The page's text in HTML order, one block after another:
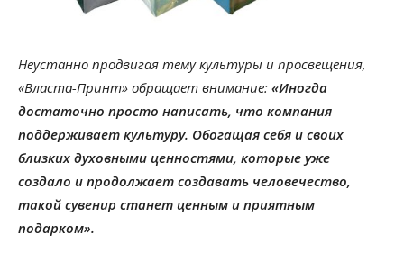
Неустанно продвигая тему культуры и просвещения,
«Власта-Принт» обращает внимание: «Иногда
достаточно просто написать, что компания
поддерживает культуру. Обогащая себя и своих
близких духовными ценностями, которые уже
создало и продолжает создавать человечество,
такой сувенир станет ценным и приятным
подарком».